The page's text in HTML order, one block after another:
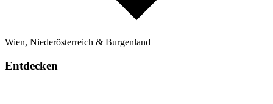
Wien, Niederösterreich & Burgenland
Entdecken